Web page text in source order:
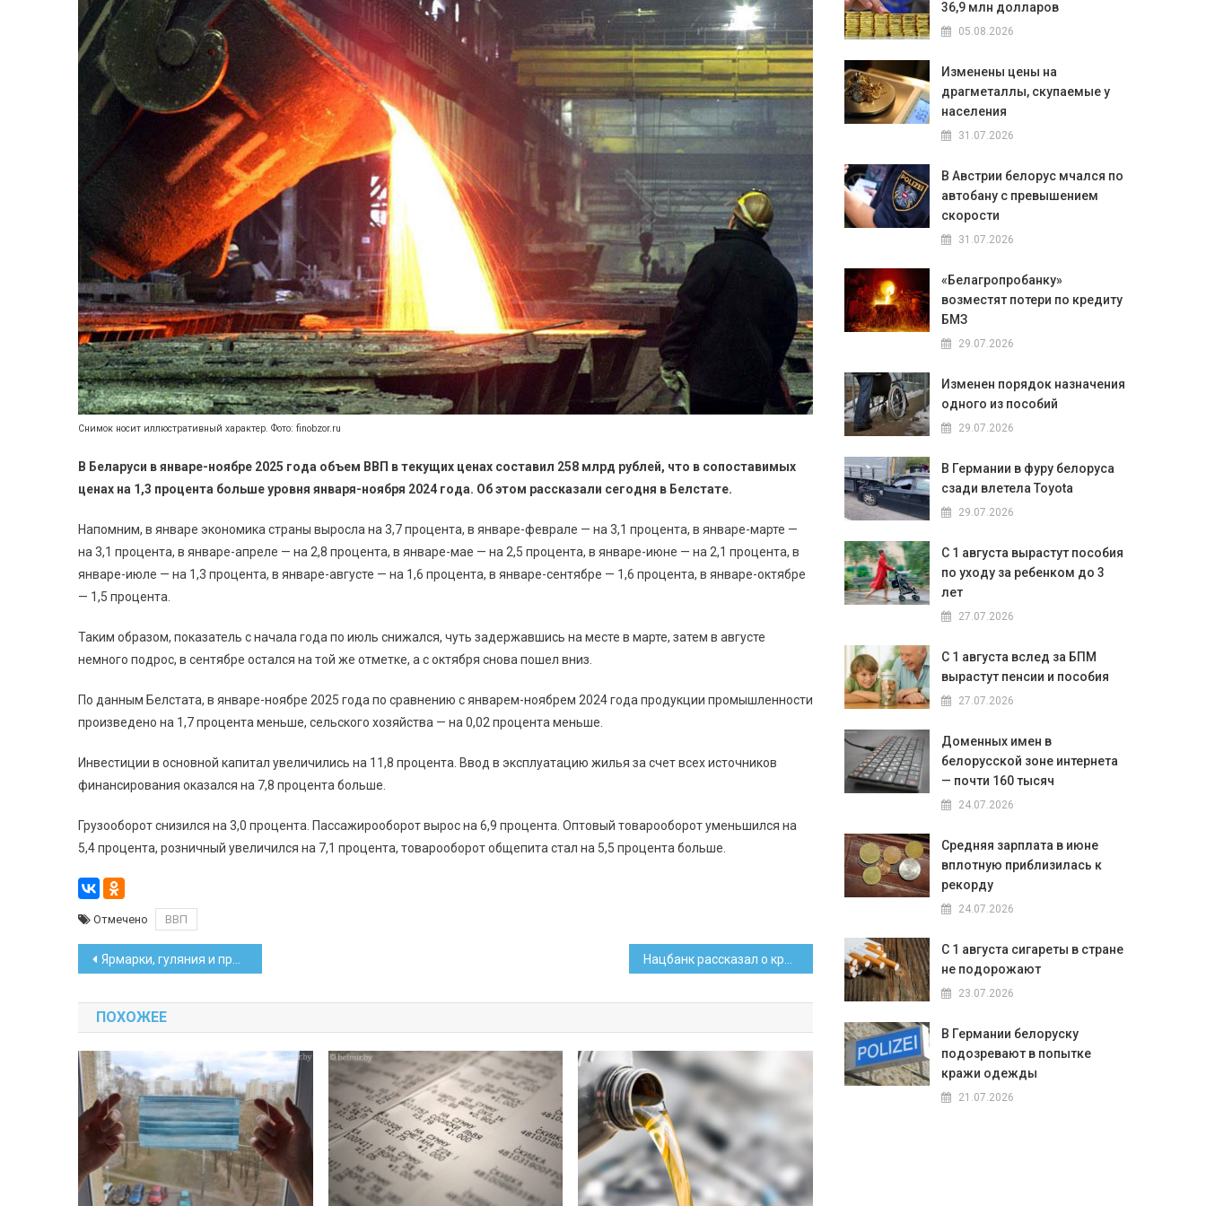
Снимок носит иллюстративный характер. Фото: finobzor.ru
В Беларуси в январе-ноябре 2025 года объем ВВП в текущих ценах составил 258 млрд рублей, что в сопоставимых
ценах на 1,3 процента больше уровня января-ноября 2024 года. Об этом рассказали сегодня в Белстате.
Напомним, в январе экономика страны выросла на 3,7 процента, в январе-феврале — на 3,1 процента, в январе-марте —
на 3,1 процента, в январе-апреле — на 2,8 процента, в январе-мае — на 2,5 процента, в январе-июне — на 2,1 процента, в
январе-июле — на 1,3 процента, в январе-августе — на 1,6 процента, в январе-сентябре — 1,6 процента, в январе-октябре
— 1,5 процента.
Таким образом, показатель с начала года по июль снижался, чуть задержавшись на месте в марте, затем в августе
немного подрос, в сентябре остался на той же отметке, а с октября снова пошел вниз.
По данным Белстата, в январе-ноябре 2025 года по сравнению с январем-ноябрем 2024 года продукции промышленности
произведено на 1,7 процента меньше, сельского хозяйства — на 0,02 процента меньше.
Инвестиции в основной капитал увеличились на 11,8 процента. Ввод в эксплуатацию жилья за счет всех источников
финансирования оказался на 7,8 процента больше.
Грузооборот снизился на 3,0 процента. Пассажирооборот вырос на 6,9 процента. Оптовый товарооборот уменьшился на
5,4 процента, розничный увеличился на 7,1 процента, товарооборот общепита стал на 5,5 процента больше.
Отмечено ВВП
Навигация
по
записям
Ярмарки, гуляния и пробег. Как пройдет Новый год в Минске Нацбанк рассказал о кредитах и вкладах в 2026 году
ПОХОЖЕЕ
36,9 млн долларов
05.08.2026
Изменены цены на
драгметаллы, скупаемые у
населения
31.07.2026
В Австрии белорус мчался по
автобану с превышением
скорости
31.07.2026
«Белагропробанку»
возместят потери по кредиту
БМЗ
29.07.2026
Изменен порядок назначения
одного из пособий
29.07.2026
В Германии в фуру белоруса
сзади влетела Toyota
29.07.2026
С 1 августа вырастут пособия
по уходу за ребенком до 3
лет
27.07.2026
С 1 августа вслед за БПМ
вырастут пенсии и пособия
27.07.2026
Доменных имен в
белорусской зоне интернета
— почти 160 тысяч
24.07.2026
Средняя зарплата в июне
вплотную приблизилась к
рекорду
24.07.2026
С 1 августа сигареты в стране
не подорожают
23.07.2026
В Германии белоруску
подозревают в попытке
кражи одежды
21.07.2026